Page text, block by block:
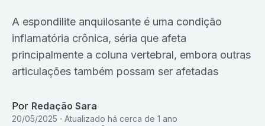
A espondilite anquilosante é uma condição
inflamatória crônica, séria que afeta
principalmente a coluna vertebral, embora outras
articulações também possam ser afetadas
Por Redação Sara
20/05/2025 Atualizado há cerca de 1 ano